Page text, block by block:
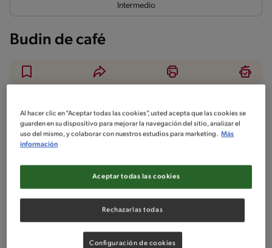
Intermedio
Budin de café
No incluido en la receta
Sin nueces de árbol Sin maní
Sin pescado
Ingredientes
Al hacer clic en “Aceptar todas las cookies”, usted acepta que las cookies se
guarden en su dispositivo para mejorar la navegación del sitio, analizar el
uso del mismo, y colaborar con nuestros estudios para marketing. Más
información
Rechazarlas todas
Aceptar todas las cookies
Configuración de cookies